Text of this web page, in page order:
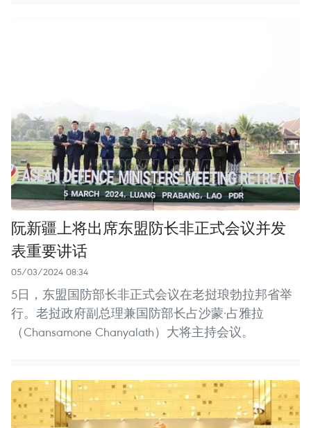
阮新疆上将出席东盟防长非正式会议并发
表重要讲话
05/03/2024 08:34
5日，东盟国防部长非正式会议在老挝琅勃拉邦省举
行。老挝政府副总理兼国防部长占沙蒙·占雅拉
（Chansamone Chanyalath）大将主持会议。